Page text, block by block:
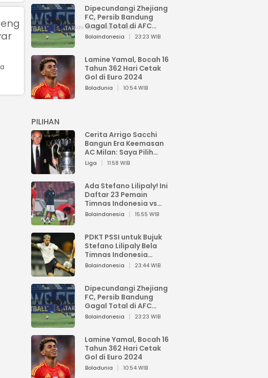
Dipecundangi Zhejiang
FC, Persib Bandung
Gagal Total di AFC
Champions League Two
Bolaindonesia 23:23 WIB
Lamine Yamal, Bocah 16
Tahun 362 Hari Cetak
Gol di Euro 2024
Boladunia 10:54 WIB
PILIHAN
Cerita Arrigo Sacchi
Bangun Era Keemasan
AC Milan: Saya Pilih
Pemain dari Isi Otaknya
Liga 11:58 WIB
Ada Stefano Lilipaly! Ini
Daftar 23 Pemain
Timnas Indonesia vs
China
Bolaindonesia 15:55 WIB
PDKT PSSI untuk Bujuk
Stefano Lilipaly Bela
Timnas Indonesia
Berakhir Berantakan
Bolaindonesia 23:44 WIB
Dipecundangi Zhejiang
FC, Persib Bandung
Gagal Total di AFC
Champions League Two
Bolaindonesia 23:23 WIB
Lamine Yamal, Bocah 16
Tahun 362 Hari Cetak
Gol di Euro 2024
Boladunia 10:54 WIB